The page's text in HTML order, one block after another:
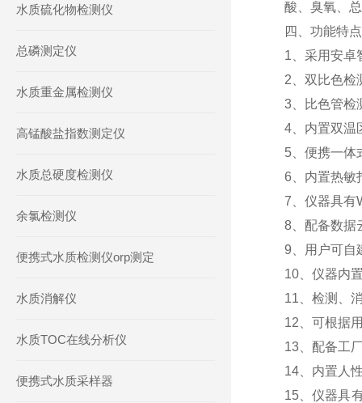
酸、臭氧、
四、功能特点
1、采用安卓
2、双比色检
3、比色管检
4、内置双温
5、便携一体
6、内置热敏
7、仪器具有
8、配备数据
9、用户可自
10、仪器内
11、检测、
12、可根据
13、配备工
14、内置人
15、仪器具
水质硫化物检测仪
总磷测定仪
水质重金属检测仪
高锰酸盐指数测定仪
水质总硬度检测仪
余氯检测仪
便携式水质检测仪orp测定
水质消解仪
水质TOC在线分析仪
便携式水质采样器